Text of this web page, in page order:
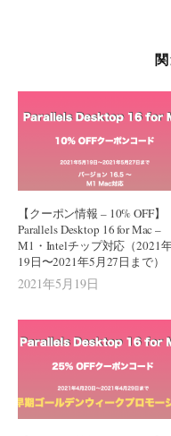
【クーポン情報 – 10% OFF】
Parallels Desktop 16 for Mac –
M1・Intelチップ対応（2021
19日〜2021年5月27日まで）
2021年5月19日